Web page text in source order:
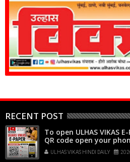
RECENT POST
To open ULHAS VIKAS
QR code open your
Lens, point it at the
popup that appears on
ULHAS VIKAS HINDI DAILY